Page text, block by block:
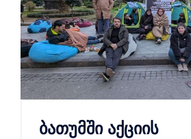
ბათუმში აქციის